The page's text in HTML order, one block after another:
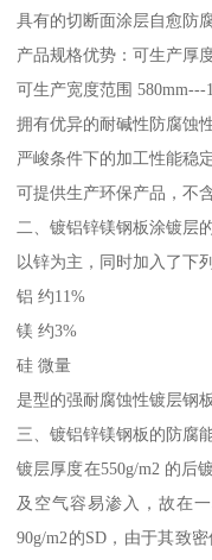
具有的切断面涂层自愈防
产品规格优势：可生产厚
可生产宽度范围 580mm---
拥有优异的耐碱性防腐蚀
严峻条件下的加工性能稳
可提供生产环保产品，不
二、镀铝锌镁钢板涂镀层
以锌为主，同时加入了下
铝 约11%
镁 约3%
硅 微量
是型的强耐腐蚀性镀层钢板
三、镀铝锌镁钢板的防腐
镀层厚度在550g/m2 的后
及空气容易渗入，故在
90g/m2的SD，由于其致